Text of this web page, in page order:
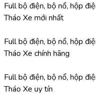
Full bộ điện, bộ nổ, hộp
Tháo Xe mới nhất
Full bộ điện, bộ nổ, hộp
Tháo Xe chính hãng
Full bộ điện, bộ nổ, hộp
Tháo Xe uy tín